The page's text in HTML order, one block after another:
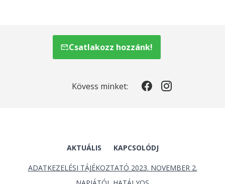
Csatlakozz hozzánk!
Kövess minket:
AKTUÁLIS KAPCSOLÓDJ
ADATKEZELÉSI TÁJÉKOZTATÓ 2023. NOVEMBER 2.